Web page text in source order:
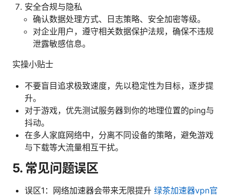
安全合规与隐私
确认数据处理方式、日志策略、安全加密等级。
对企业用户，遵守相关数据保护法规，确保不违规
泄露敏感信息。
实操小贴士
不要盲目追求极致速度，先以稳定性为目标，逐步提
升。
对于游戏，优先测试服务器到你的地理位置的ping与
抖动。
在多人家庭网络中，分离不同设备的策略，避免游戏
与下载等大流量相互干扰。
5. 常见问题误区
误区1：网络加速器会带来无限提升 绿茶加速器vpn官